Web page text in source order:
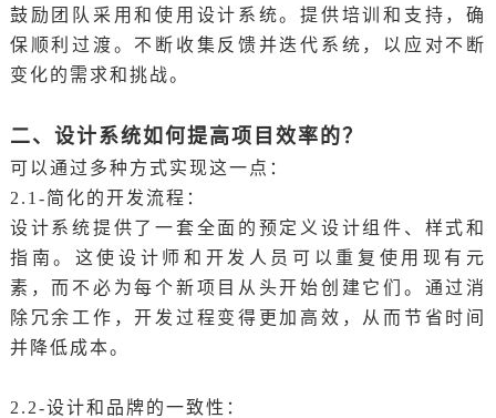
鼓励团队采用和使用设计系统。提供培训和支持，确
保顺利过渡。不断收集反馈并迭代系统，以应对不断
变化的需求和挑战。
二、设计系统如何提高项目效率的？
可以通过多种方式实现这一点：
2.1-简化的开发流程：
设计系统提供了一套全面的预定义设计组件、样式和
指南。这使设计师和开发人员可以重复使用现有元
素，而不必为每个新项目从头开始创建它们。通过消
除冗余工作，开发过程变得更加高效，从而节省时间
并降低成本。
2.2-设计和品牌的一致性：